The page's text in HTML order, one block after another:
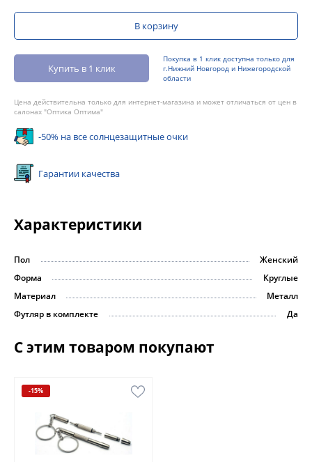
В корзину
Купить в 1 клик
Покупка в 1 клик доступна только для
г.Нижний Новгород и Нижегородской
области
Цена действительна только для интернет-магазина и может отличаться от цен в
салонах "Оптика Оптима"
-50% на все солнцезащитные очки
Гарантии качества
Характеристики
Пол
Женский
Форма
Круглые
Материал
Металл
Футляр в комплекте
Да
С этим товаром покупают
-15%